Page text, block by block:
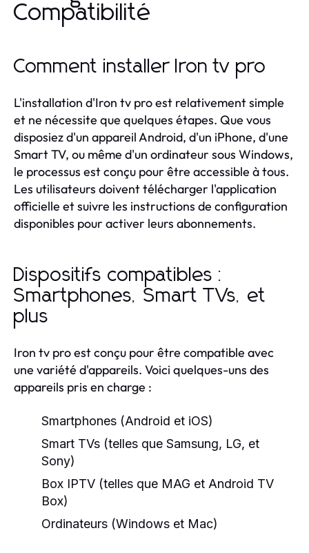
Compatibilité
Comment installer Iron tv pro
L'installation d'Iron tv pro est relativement simple
et ne nécessite que quelques étapes. Que vous
disposiez d'un appareil Android, d'un iPhone, d'une
Smart TV, ou même d'un ordinateur sous Windows,
le processus est conçu pour être accessible à tous.
Les utilisateurs doivent télécharger l'application
officielle et suivre les instructions de configuration
disponibles pour activer leurs abonnements.
Dispositifs compatibles :
Smartphones, Smart TVs, et
plus
Iron tv pro est conçu pour être compatible avec
une variété d'appareils. Voici quelques-uns des
appareils pris en charge :
Smartphones (Android et iOS)
Smart TVs (telles que Samsung, LG, et
Sony)
Box IPTV (telles que MAG et Android TV
Box)
Ordinateurs (Windows et Mac)